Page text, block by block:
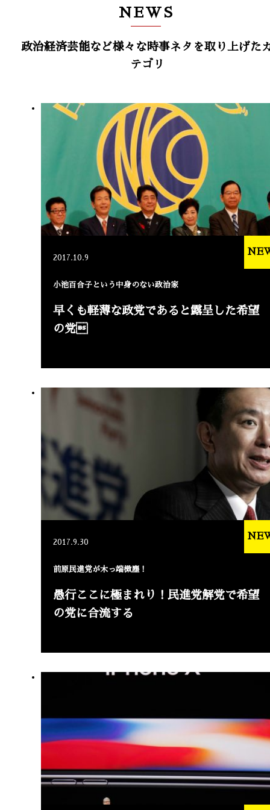
NEWS
政治経済芸能など様々な時事ネタを取り上げた
テゴリ
2017.10.9
小池百合子という中身のない政治家
早くも軽薄な政党であると露呈した希望
の党
2017.9.30
前原民進党が木っ端微塵！
愚行ここに極まれり！民進党解党で希望
の党に合流する